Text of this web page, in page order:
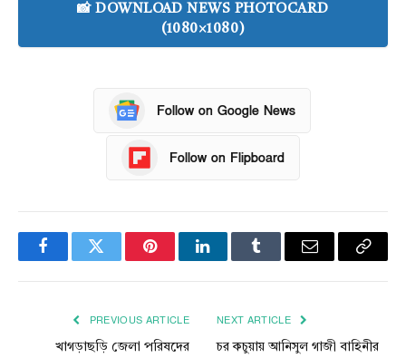
📸 DOWNLOAD NEWS PHOTOCARD
(1080×1080)
Follow on Google News
Follow on Flipboard
FacebookTwitter PinterestLinkedInTumblr Email
Copy
PREVIOUS ARTICLE
খাগড়াছড়ি জেলা পরিষদের
NEXT ARTICLE
চর কচুয়ায় আনিসুল গাজী বাহিনীর